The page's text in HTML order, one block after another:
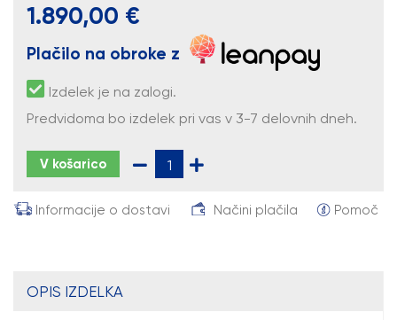
1.890,00 €
Plačilo na obroke z
Izdelek je na zalogi.
Predvidoma bo izdelek pri vas v 3-7 delovnih dneh.
V košarico
Informacije o dostavi Načini plačila Pomoč
OPIS IZDELKA